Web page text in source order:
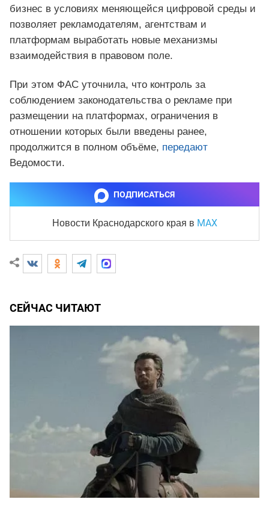
бизнес в условиях меняющейся цифровой среды и
позволяет рекламодателям, агентствам и
платформам выработать новые механизмы
взаимодействия в правовом поле.
При этом ФАС уточнила, что контроль за
соблюдением законодательства о рекламе при
размещении на платформах, ограничения в
отношении которых были введены ранее,
продолжится в полном объёме, передают
Ведомости.
ПОДПИСАТЬСЯ
Новости Краснодарского края в MAX
СЕЙЧАС ЧИТАЮТ